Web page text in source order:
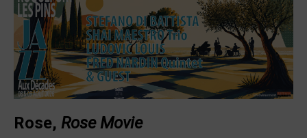
Rose, Rose Movie